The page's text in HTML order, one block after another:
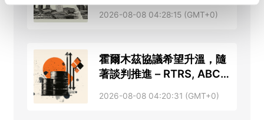
星展銀行
2026-08-08 04:28:15 (GMT+0)
霍爾木茲協議希望升溫，隨
著談判推進 – RTRS, ABC
2026-08-08 04:20:31 (GMT+0)